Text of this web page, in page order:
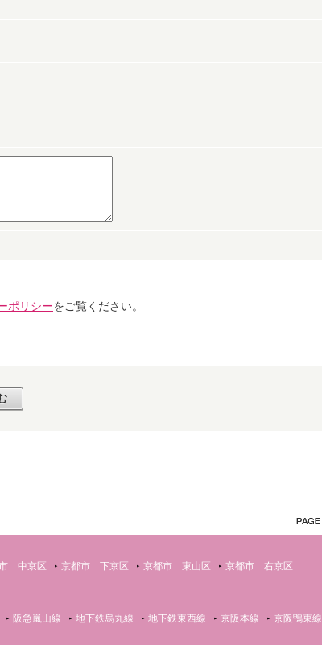
ポリシーをご覧ください。
中京区 京都市 下京区 京都市 東山区
京都市 右京区
阪急嵐山線 地下鉄烏丸線 地下鉄東西線 京阪本線
京阪鴨東線